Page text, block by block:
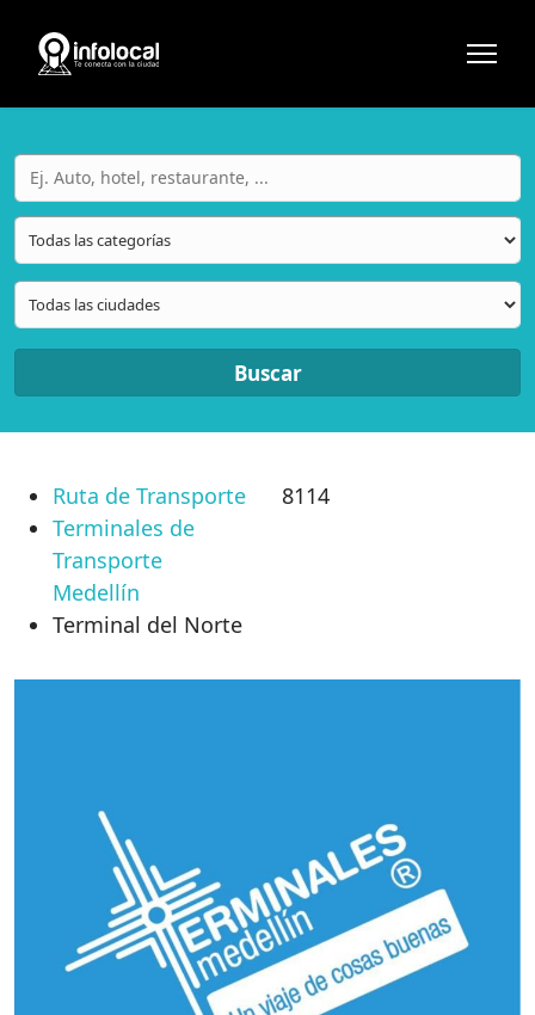
Buscar
Ruta de Transporte
Terminales de
Transporte
Medellín
Terminal del Norte
8114